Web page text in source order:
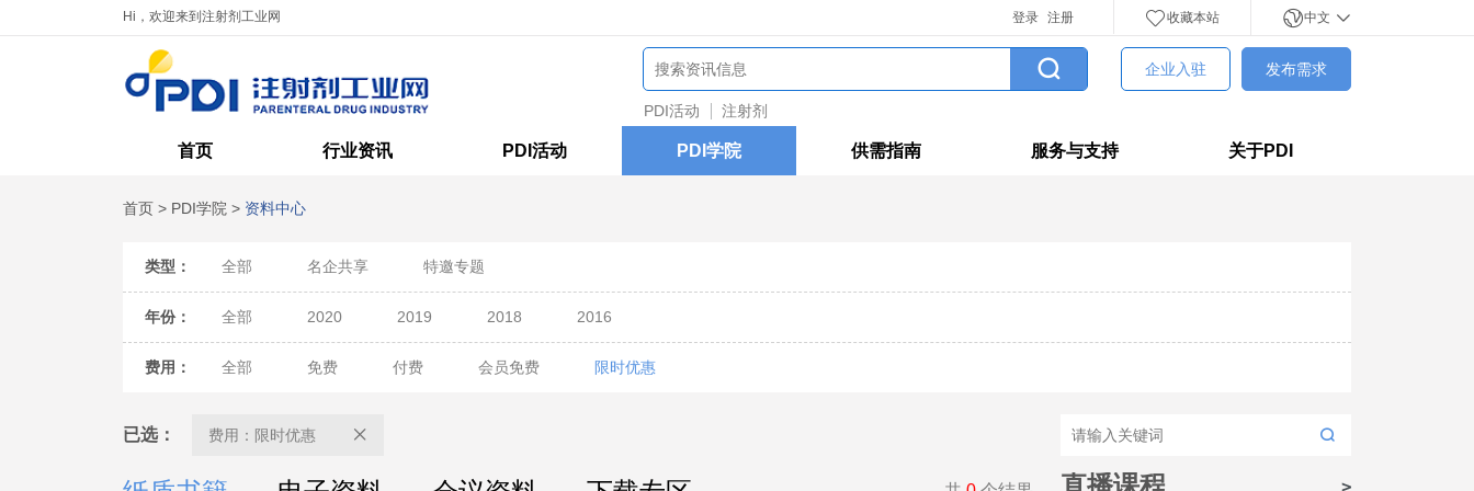
Hi，欢迎来到注射剂工业网 登录 注册 收藏本站 中文
PDI活动 注射剂
企业入驻 发布需求
首页 行业资讯 PDI活动 PDI学院 供需指南 服务与支持 关于PDI
首页 > PDI学院 > 资料中心
类型： 全部 名企共享 特邀专题
年份： 全部 2020 2019 2018 2016
费用： 全部 免费 付费 会员免费 限时优惠
已选： 费用：限时优惠